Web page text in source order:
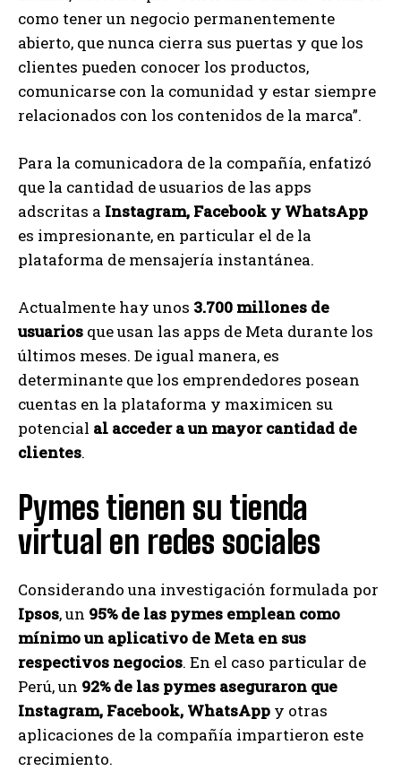
como tener un negocio permanentemente
abierto, que nunca cierra sus puertas y que los
clientes pueden conocer los productos,
comunicarse con la comunidad y estar siempre
relacionados con los contenidos de la marca”.
Para la comunicadora de la compañía, enfatizó
que la cantidad de usuarios de las apps
adscritas a Instagram, Facebook y WhatsApp
es impresionante, en particular el de la
plataforma de mensajería instantánea.
Actualmente hay unos 3.700 millones de
usuarios que usan las apps de Meta durante los
últimos meses. De igual manera, es
determinante que los emprendedores posean
cuentas en la plataforma y maximicen su
potencial al acceder a un mayor cantidad de
clientes.
Pymes tienen su tienda
virtual en redes sociales
Considerando una investigación formulada por
Ipsos, un 95% de las pymes emplean como
mínimo un aplicativo de Meta en sus
respectivos negocios. En el caso particular de
Perú, un 92% de las pymes aseguraron que
Instagram, Facebook, WhatsApp y otras
aplicaciones de la compañía impartieron este
crecimiento.